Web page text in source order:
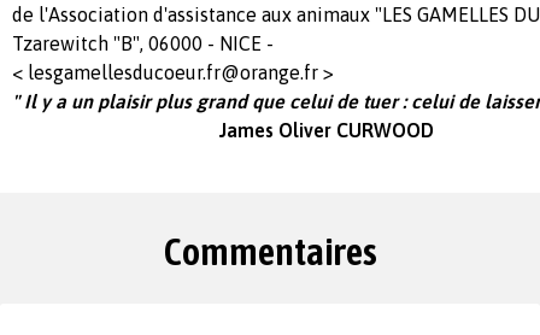
de l'Association d'assistance aux animaux "LES GAMELLES
Tzarewitch "B", 06000 - NICE -
< lesgamellesducoeur.fr@orange.fr >
" Il y a un plaisir plus grand que celui de tuer : celui de
James Oliver CURWOOD
Commentaires